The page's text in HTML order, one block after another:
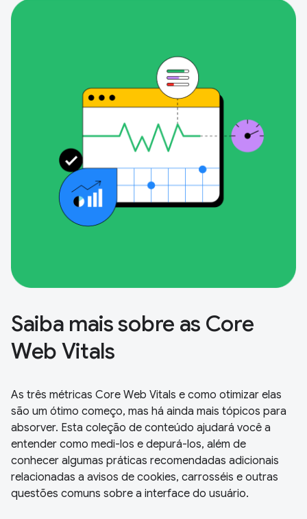
Saiba mais sobre as Core
Web Vitals
As três métricas Core Web Vitals e como otimizar elas
são um ótimo começo, mas há ainda mais tópicos para
absorver. Esta coleção de conteúdo ajudará você a
entender como medi-los e depurá-los, além de
conhecer algumas práticas recomendadas adicionais
relacionadas a avisos de cookies, carrosséis e outras
questões comuns sobre a interface do usuário.